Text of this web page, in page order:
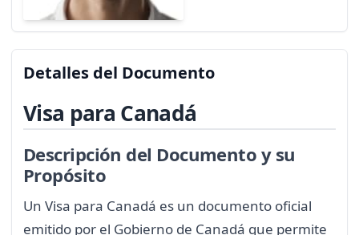
Detalles del Documento
Visa para Canadá
Descripción del Documento y su
Propósito
Un Visa para Canadá es un documento oficial
emitido por el Gobierno de Canadá que permite